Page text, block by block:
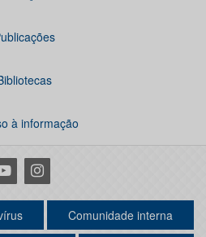
à informação
Instagram
Comunidade interna